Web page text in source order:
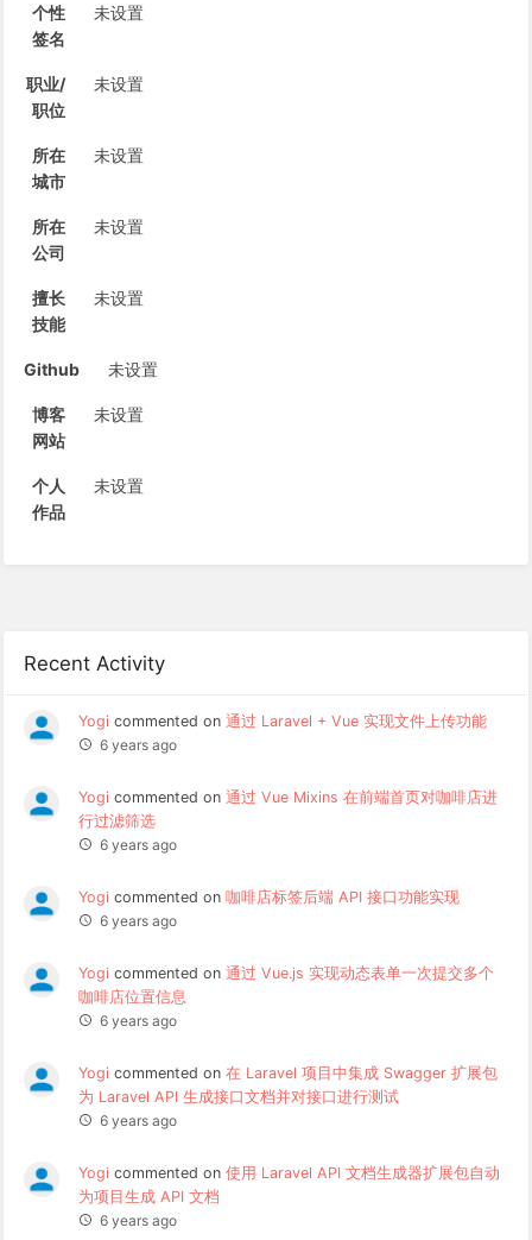
Recent Activity
Yogi commented on 通过 Laravel + Vue 实现文件上传功能
6 years ago
Yogi commented on 通过 Vue Mixins 在前端首页对咖啡店进
行过滤筛选
6 years ago
Yogi commented on 咖啡店标签后端 API 接口功能实现
6 years ago
Yogi commented on 通过 Vue.js 实现动态表单一次提交多个
咖啡店位置信息
6 years ago
Yogi commented on 在 Laravel 项目中集成 Swagger 扩展包
为 Laravel API 生成接口文档并对接口进行测试
6 years ago
Yogi commented on 使用 Laravel API 文档生成器扩展包自动
为项目生成 API 文档
6 years ago
个性
签名
未设置
职业/
职位
未设置
所在
城市
未设置
所在
公司
未设置
擅长
技能
未设置
Github 未设置
博客
网站
未设置
个人
作品
未设置